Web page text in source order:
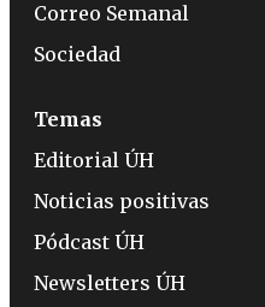
Correo Semanal
Sociedad
Temas
Editorial ÚH
Noticias positivas
Pódcast ÚH
Newsletters ÚH